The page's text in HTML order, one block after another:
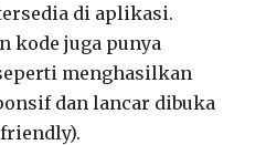
di aplikasi.
kode juga punya
menghasilkan
dan lancar dibuka